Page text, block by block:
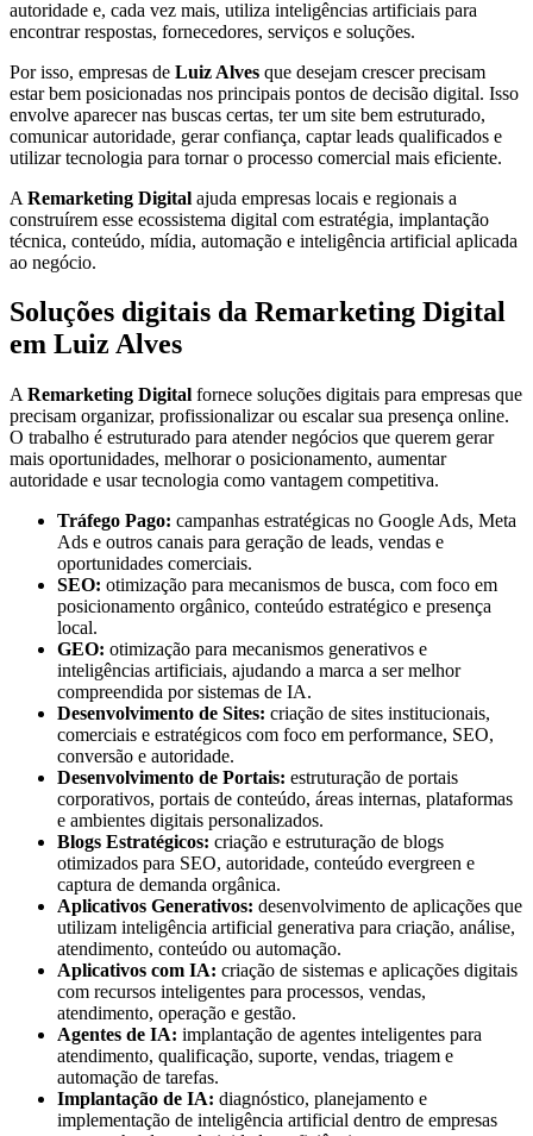
autoridade e, cada vez mais, utiliza inteligências artificiais para
encontrar respostas, fornecedores, serviços e soluções.
Por isso, empresas de Luiz Alves que desejam crescer precisam
estar bem posicionadas nos principais pontos de decisão digital. Isso
envolve aparecer nas buscas certas, ter um site bem estruturado,
comunicar autoridade, gerar confiança, captar leads qualificados e
utilizar tecnologia para tornar o processo comercial mais eficiente.
A Remarketing Digital ajuda empresas locais e regionais a
construírem esse ecossistema digital com estratégia, implantação
técnica, conteúdo, mídia, automação e inteligência artificial aplicada
ao negócio.
Soluções digitais da Remarketing Digital
em Luiz Alves
A Remarketing Digital fornece soluções digitais para empresas que
precisam organizar, profissionalizar ou escalar sua presença online.
O trabalho é estruturado para atender negócios que querem gerar
mais oportunidades, melhorar o posicionamento, aumentar
autoridade e usar tecnologia como vantagem competitiva.
Tráfego Pago: campanhas estratégicas no Google Ads, Meta
Ads e outros canais para geração de leads, vendas e
oportunidades comerciais.
SEO: otimização para mecanismos de busca, com foco em
posicionamento orgânico, conteúdo estratégico e presença
local.
GEO: otimização para mecanismos generativos e
inteligências artificiais, ajudando a marca a ser melhor
compreendida por sistemas de IA.
Desenvolvimento de Sites: criação de sites institucionais,
comerciais e estratégicos com foco em performance, SEO,
conversão e autoridade.
Desenvolvimento de Portais: estruturação de portais
corporativos, portais de conteúdo, áreas internas, plataformas
e ambientes digitais personalizados.
Blogs Estratégicos: criação e estruturação de blogs
otimizados para SEO, autoridade, conteúdo evergreen e
captura de demanda orgânica.
Aplicativos Generativos: desenvolvimento de aplicações que
utilizam inteligência artificial generativa para criação, análise,
atendimento, conteúdo ou automação.
Aplicativos com IA: criação de sistemas e aplicações digitais
com recursos inteligentes para processos, vendas,
atendimento, operação e gestão.
Agentes de IA: implantação de agentes inteligentes para
atendimento, qualificação, suporte, vendas, triagem e
automação de tarefas.
Implantação de IA: diagnóstico, planejamento e
implementação de inteligência artificial dentro de empresas